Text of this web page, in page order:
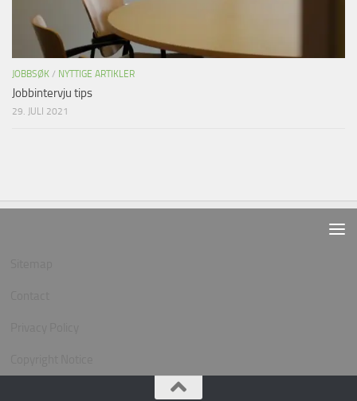
JOBBSØK / NYTTIGE ARTIKLER
Jobbintervju tips
29. JULI 2021